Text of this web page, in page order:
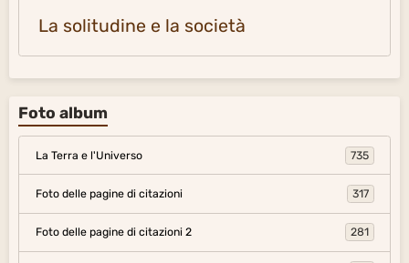
La solitudine e la società
Foto album
La Terra e l'Universo 735
Foto delle pagine di citazioni 317
Foto delle pagine di citazioni 2 281